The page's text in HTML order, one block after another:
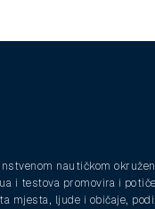
nautičkom
i testova promovira i
mjesta, ljude i običaje,